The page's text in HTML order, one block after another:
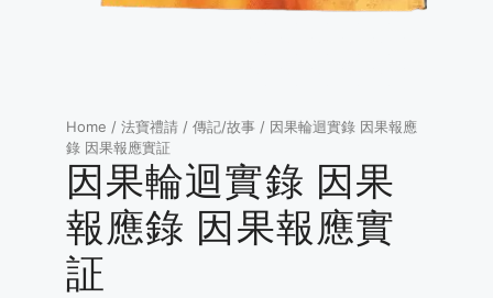
Home / 法寶禮請 / 傳記/故事 / 因果輪迴實錄 因果報應
錄 因果報應實証
因果輪迴實錄 因果
報應錄 因果報應實
証